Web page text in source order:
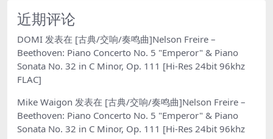
近期评论
DOMI 发表在 [古典/交响/奏鸣曲]Nelson Freire –
Beethoven: Piano Concerto No. 5 "Emperor" & Piano
Sonata No. 32 in C Minor, Op. 111 [Hi-Res 24bit 96khz
FLAC]
Mike Waigon 发表在 [古典/交响/奏鸣曲]Nelson Freire –
Beethoven: Piano Concerto No. 5 "Emperor" & Piano
Sonata No. 32 in C Minor, Op. 111 [Hi-Res 24bit 96khz